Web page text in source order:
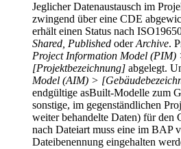
Jeglicher Datenaustausch im
zwingend über eine CDE
erhält einen Status nach
Shared, Published oderArchive.
Project Information Model (PIM)
[Projektbezeichnung] abgelegt.
Model (AIM) >
endgültige asBuilt-Modelle zum
sonstige, im gegenständlichen
weiter behandelte Daten) für den
nach Dateiart muss eine im BAP
Dateibenennung eingehalten